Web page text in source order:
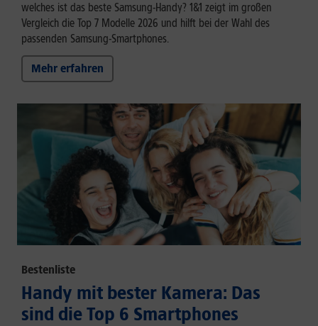
welches ist das beste Samsung-Handy? 1&1 zeigt im großen
Vergleich die Top 7 Modelle 2026 und hilft bei der Wahl des
passenden Samsung-Smartphones.
Mehr erfahren
Bestenliste
Handy mit bester Kamera: Das
sind die Top 6 Smartphones